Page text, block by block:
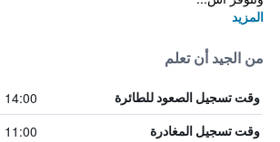
المزيد
من الجيد أن تعلم
وقت تسجيل الصعود للطائرة 14:00
وقت تسجيل المغادرة 11:00